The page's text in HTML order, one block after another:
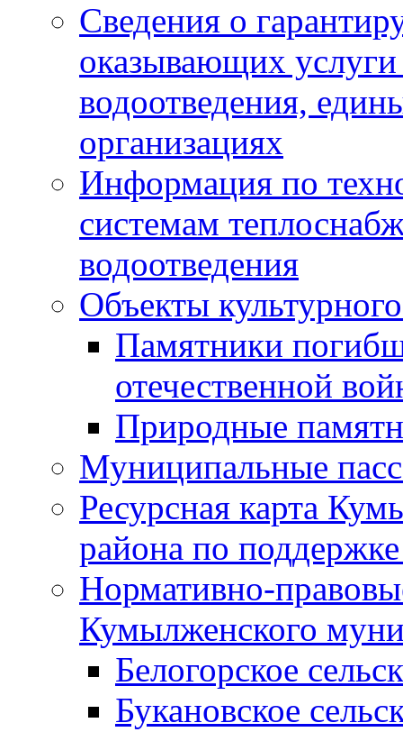
Сведения о
оказывающих
водоотведения,
организациях
Информация по
системам
водоотведения
Объекты
Памятники
отечественной
Природные
Муниципальные
Ресурсная карта
района по
Нормативно-
Кумылженского
Белогорское
Букановское